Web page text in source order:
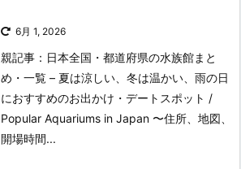
6月 1, 2026
親記事：日本全国・都道府県の水族館まと
め・一覧 – 夏は涼しい、冬は温かい、雨の日
におすすめのお出かけ・デートスポット /
Popular Aquariums in Japan 〜住所、地図、
開場時間...